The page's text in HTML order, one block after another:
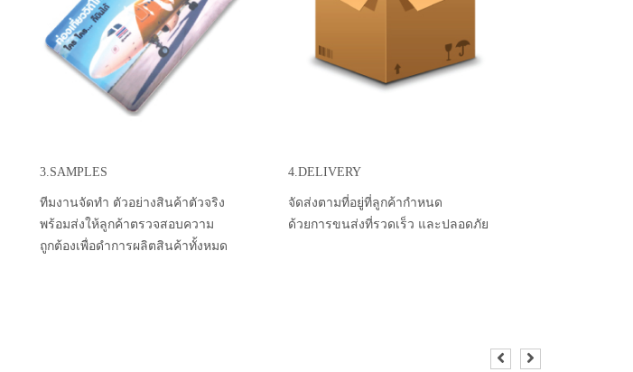
3.SAMPLES
ทีมงานจัดทำ ตัวอย่างสินค้าตัวจริง
พร้อมส่งให้ลูกค้าตรวจสอบความ
ถูกต้องเพื่อดำการผลิตสินค้าทั้งหมด
4.DELIVERY
จัดส่งตามที่อยู่ที่ลูกค้ากำหนด
ด้วยการขนส่งที่รวดเร็ว และปลอดภัย